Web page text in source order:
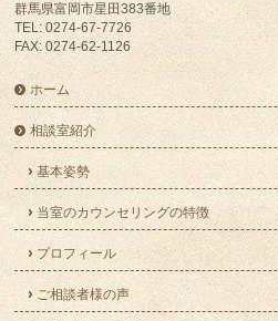
群馬県富岡市星田383番地
TEL: 0274-67-7726
FAX: 0274-62-1126
ホーム
相談室紹介
基本姿勢
当室のカウンセリングの特徴
プロフィール
ご相談者様の声